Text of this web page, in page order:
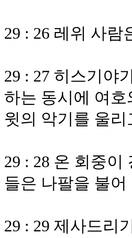
29 : 26 레위 사
29 : 27 히스기야
하는 동시에 여
윗의 악기를 울리
29 : 28 온 회중
들은 나팔을 불
29 : 29 제사드리